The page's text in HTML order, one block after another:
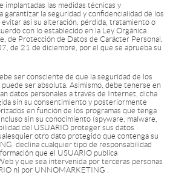
las medidas técnicas y
garantizar la seguridad y confidencialidad de los
así su alteración, pérdida, tratamiento o
con lo establecido en la Ley Orgánica
de Protección de Datos de Carácter Personal,
de 21 de diciembre, por el que se aprueba su
ser consciente de que la seguridad de los
ser absoluta. Asimismo, debe tenerse en
datos personales a través de Internet, dicha
sin su consentimiento y posteriormente
en función de los programas que tenga
sin su conocimiento (spyware, malware,
del USUARIO proteger sus datos
otro dato protegido que contenga su
declina cualquier tipo de responsabilidad
que el USUARIO publica
y que sea intervenida por terceras personas
ni por UNNOMARKETING .